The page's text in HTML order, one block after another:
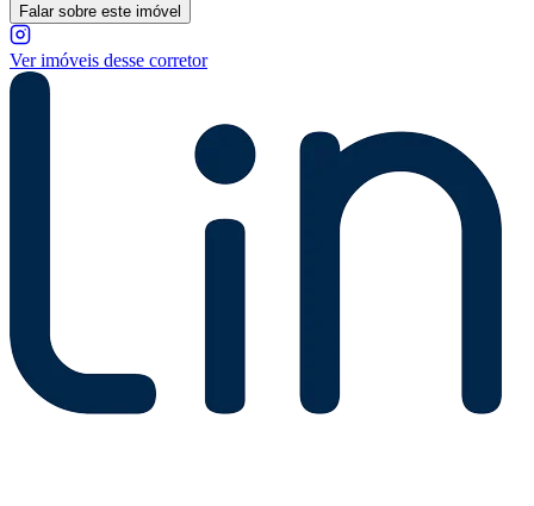
Falar sobre este imóvel
Ver imóveis desse corretor